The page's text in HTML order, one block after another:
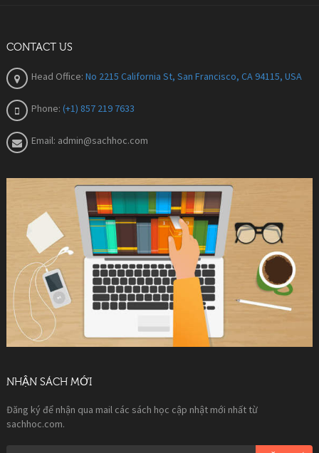
CONTACT US
Head Office: No 2215 California St, San Francisco, CA 94115, USA
Phone: (+1) 857 219 7633
Email: admin@sachhoc.com
NHẬN SÁCH MỚI
Đăng ký để nhận qua mail các sách học cập nhật mới nhất từ
sachhoc.com.